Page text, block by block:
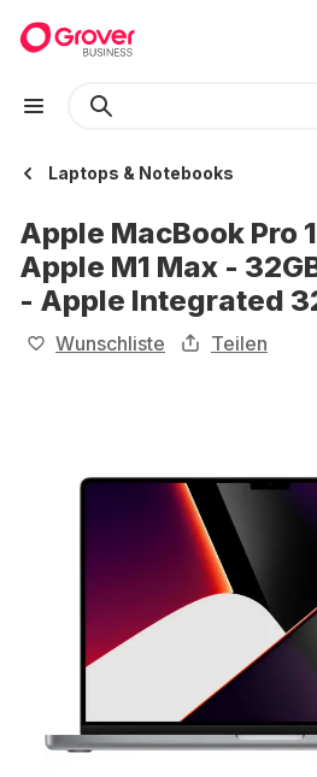
Laptops & Notebooks
Apple MacBook Pro
Apple M1 Max -
- Apple Integrated
Wunschliste Teilen